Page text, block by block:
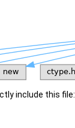
include this file: